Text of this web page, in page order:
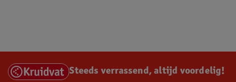
Steeds verrassend, altijd voordelig!